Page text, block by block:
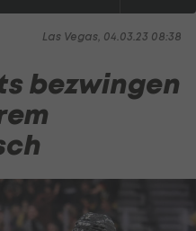
Las Vegas, 04.03.23 08:38
bezwingen